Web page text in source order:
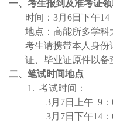
一、考生报到及准考证领
时间：3月6日下午
地点：高能所多学科
考生请携带本人身份
证、毕业证原件以备
二、笔试时间地点
1. 考试时间：
3月7日上午 9
3月7日下午14